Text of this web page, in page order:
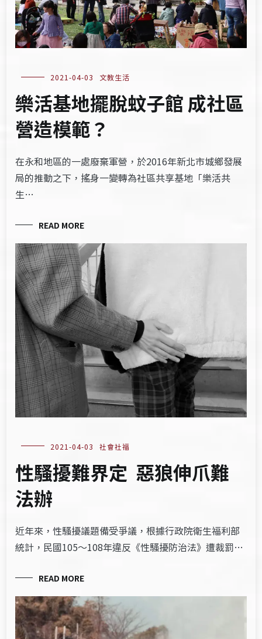
2021-04-03 文教生活
樂活基地擺脫蚊子館 成社區
營造模範？
在永和地區的一處廢棄軍營，於2016年新北市城鄉發展
局的推動之下，搖身一變轉為社區共享基地「樂活共
生…
READ MORE
2021-04-03 社會社福
性騷擾難界定 惡狼伸爪難
法辦
近年來，性騷擾議題備受爭議，根據行政院衛生福利部
統計，民國105～108年違反《性騷擾防治法》遭裁罰…
READ MORE